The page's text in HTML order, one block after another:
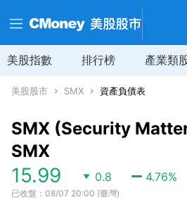
美股指數 排行榜 產業類
美股股市 SMX 資產負債表
SMX (Security
SMX
15.99 0.8 4.76%
已收盤：08/07 20:00 (臺灣)